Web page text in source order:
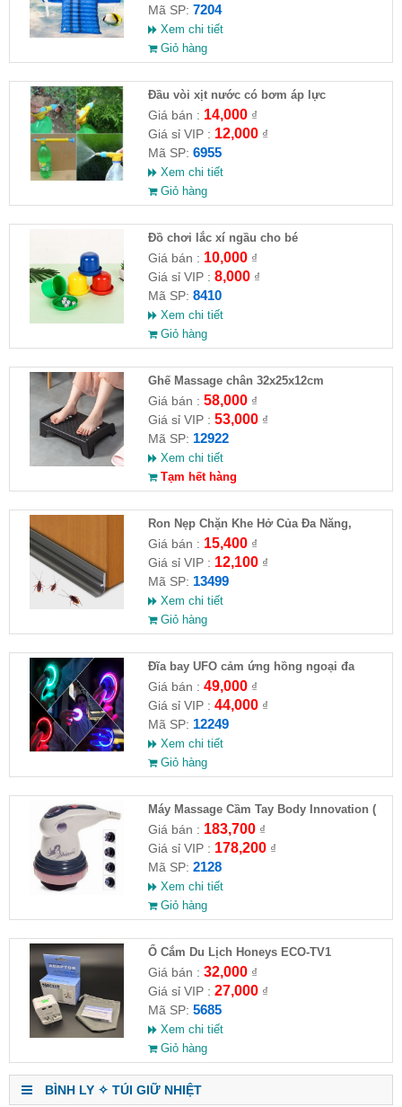
Mã SP: 7204
Xem chi tiết
Giỏ hàng
Đầu vòi xịt nước có bơm áp lực
Giá bán : 14,000₫
Giá sỉ VIP : 12,000₫
Mã SP: 6955
Xem chi tiết
Giỏ hàng
Đồ chơi lắc xí ngầu cho bé
Giá bán : 10,000₫
Giá sỉ VIP : 8,000₫
Mã SP: 8410
Xem chi tiết
Giỏ hàng
Ghế Massage chân 32x25x12cm
Giá bán : 58,000₫
Giá sỉ VIP : 53,000₫
Mã SP: 12922
Xem chi tiết
Tạm hết hàng
Ron Nẹp Chặn Khe Hở Của Đa Năng,
Chống Côn Trùng( HĐ )
Giá bán : 15,400₫
Giá sỉ VIP : 12,100₫
Mã SP: 13499
Xem chi tiết
Giỏ hàng
Đĩa bay UFO cảm ứng hồng ngoại đa
chiều tự động bay về
Giá bán : 49,000₫
Giá sỉ VIP : 44,000₫
Mã SP: 12249
Xem chi tiết
Giỏ hàng
Máy Massage Cầm Tay Body Innovation (
HĐ )
Giá bán : 183,700₫
Giá sỉ VIP : 178,200₫
Mã SP: 2128
Xem chi tiết
Giỏ hàng
Ổ Cắm Du Lịch Honeys ECO-TV1
Giá bán : 32,000₫
Giá sỉ VIP : 27,000₫
Mã SP: 5685
Xem chi tiết
Giỏ hàng
BÌNH LY ✧ TÚI GIỮ NHIỆT